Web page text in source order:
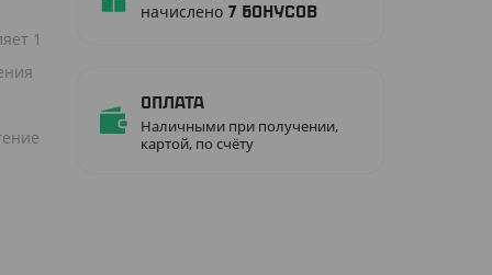
начислено 7 бонусов
Оплата
Наличными при получении,
картой, по счёту
1